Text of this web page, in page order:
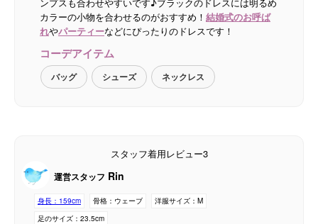
カラーの小物を合わせるのがおすすめ！ 結婚式のお呼ば
れやパーティーなどにぴったりのドレスです！
コーデアイテム
バッグ シューズ ネックレス
スタッフ着用レビュー3
運営スタッフ Rin
身長： 159cm 骨格： ウェーブ 洋服サイズ： M
足のサイズ： 23.5cm